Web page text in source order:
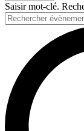
Saisir mot-clé.